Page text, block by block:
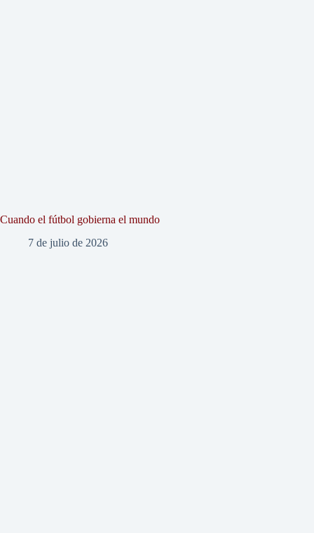
Cuando el fútbol gobierna el mundo
7 de julio de 2026